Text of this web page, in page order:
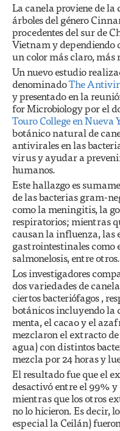
La canela proviene de
árboles del género
procedentes del sur de
Vietnam y dependiendo
un color más claro, más
Un nuevo estudio
denominadoThe
y presentado en la
for Microbiology por el
Touro College en Nueva
botánico natural de
antivirales en las
virus y ayudar a
humanos.
Este hallazgo es
de las bacterias gram-
como la meningitis, la
respiratorios; mientras
causan la influenza, las
gastrointestinales como
salmonelosis, entre otros.
Los investigadores
dos variedades de
ciertos bacteriófagos ,
botánicos incluyendo la
menta, el cacao y el
mezclaron el extracto
agua) con distintos
mezcla por 24 horas y
El resultado fue que el
desactivó entre el 99%
mientras que los otros
no lo hicieron. Es decir,
especial la Ceilán)